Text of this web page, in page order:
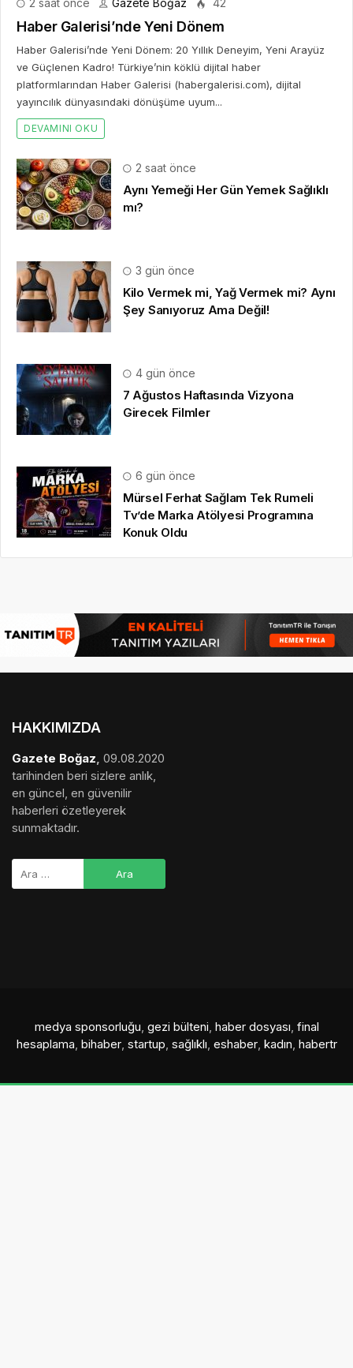
Haber Galerisi’nde Yeni Dönem
Haber Galerisi’nde Yeni Dönem: 20 Yıllık Deneyim, Yeni Arayüz
ve Güçlenen Kadro! Türkiye’nin köklü dijital haber
platformlarından Haber Galerisi (habergalerisi.com), dijital
yayıncılık dünyasındaki dönüşüme uyum...
DEVAMINI OKU
2 saat önce
Aynı Yemeği Her Gün Yemek Sağlıklı
mı?
3 gün önce
Kilo Vermek mi, Yağ Vermek mi? Aynı
Şey Sanıyoruz Ama Değil!
4 gün önce
7 Ağustos Haftasında Vizyona
Girecek Filmler
6 gün önce
Mürsel Ferhat Sağlam Tek Rumeli
Tv’de Marka Atölyesi Programına
Konuk Oldu
HAKKIMIZDA
Gazete Boğaz, 09.08.2020
tarihinden beri sizlere anlık,
en güncel, en güvenilir
haberleri özetleyerek
sunmaktadır.
medya sponsorluğu, gezi bülteni, haber dosyası, final
hesaplama, bihaber, startup, sağlıklı, eshaber, kadın, habertr